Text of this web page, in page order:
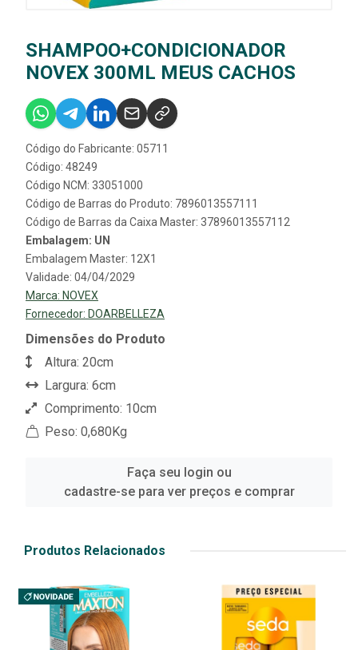
SHAMPOO+CONDICIONADOR
NOVEX 300ML MEUS CACHOS
Código do Fabricante: 05711
Código: 48249
Código NCM: 33051000
Código de Barras do Produto: 7896013557111
Código de Barras da Caixa Master: 37896013557112
Embalagem: UN
Embalagem Master: 12X1
Validade: 04/04/2029
Marca: NOVEX
Fornecedor: DOARBELLEZA
Dimensões do Produto
Altura: 20cm
Largura: 6cm
Comprimento: 10cm
Peso: 0,680Kg
Faça seu login ou
cadastre-se para ver preços e comprar
Produtos Relacionados